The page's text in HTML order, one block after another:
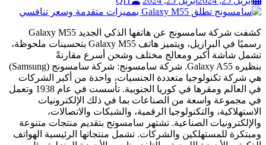
كشفت شركة سامسونج عن هاتفها الذكي الجديد Galaxy M55
رسميًا في البرازيل، ويتميز هاتف Galaxy M55 بتحسينات ملحوظة،
تشمل شاشة أكبر ومعالج مختلف وشحن أسرع مقارنةً
بنظيره Galaxy A55. شركة سامسونج: شركة سامسونج (Samsung)
هي شركة تكنولوجيا متعددة الجنسيات، واحدة من أكبر الشركات
في العالم ومقرها في كوريا الجنوبية. تأسست في عام 1938 وتعمل
في مجموعة واسعة من الصناعات بما في ذلك الإلكترونيات
الاستهلاكية، والتكنولوجيا الرقمية، والشبكات والاتصالات،
والإلكترونيات الصناعية. تشتهر سامسونج بتقديم منتجات متنوعة
ومبتكرة للمستهلكين والشركات. تشمل منتجاتها الرئيسية الهواتف